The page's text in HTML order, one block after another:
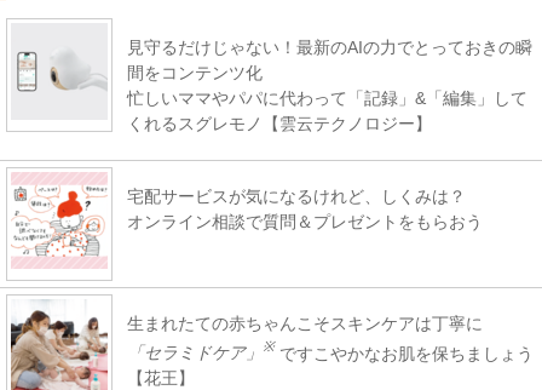
見守るだけじゃない！最新のAIの力でとっておきの瞬
間をコンテンツ化
忙しいママやパパに代わって「記録」&「編集」して
くれるスグレモノ【雲云テクノロジー】
宅配サービスが気になるけれど、しくみは？
オンライン相談で質問＆プレゼントをもらおう
生まれたての赤ちゃんこそスキンケアは丁寧に
「セラミドケア」
※ ですこやかなお肌を保ちましょう
【花王】